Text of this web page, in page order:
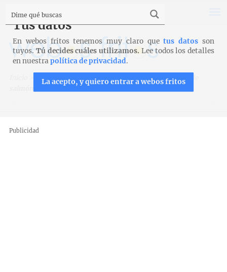
Recetas Pescados y mariscos
Merluza rellena de
Publicidad
Tus datos
En webos fritos tenemos muy claro quetus datos son
tuyos. Tú decides cuáles utilizamos. Lee todos los detalles
en nuestrapolítica de privacidad.
La acepto, y quiero entrar a webos fritos